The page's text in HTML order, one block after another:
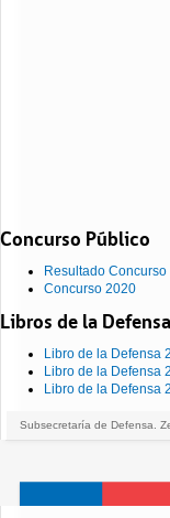
Concurso Público
Resultado Concurso
Concurso 2020
Libros de la Defensa
Libro de la Defensa
Libro de la Defensa
Libro de la Defensa
Subsecretaría de Defensa.